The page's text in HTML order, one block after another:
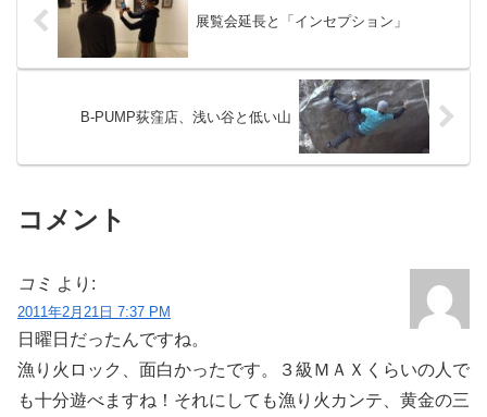
展覧会延長と「インセプション」
B-PUMP荻窪店、浅い谷と低い山
コメント
コミ より:
2011年2月21日 7:37 PM
日曜日だったんですね。
漁り火ロック、面白かったです。３級ＭＡＸくらいの人で
も十分遊べますね！それにしても漁り火カンテ、黄金の三